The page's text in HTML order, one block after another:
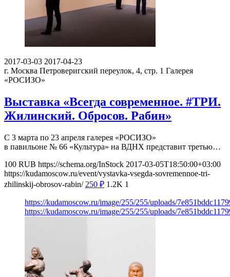
2017-03-03 2017-04-23
г. Москва Петроверигский переулок, 4, стр. 1 Галерея
«РОСИЗО»
Выставка «Всегда современное. #ТРИ.
Жилинский. Обросов. Рабин»
С 3 марта по 23 апреля галерея «РОСИЗО»
в павильоне № 66 «Культура» на ВДНХ представит третью…
100 RUB https://schema.org/InStock 2017-03-05T18:50:00+03:00
https://kudamoscow.ru/event/vystavka-vsegda-sovremennoe-tri-
zhilinskij-obrosov-rabin/ 250 ₽ 1.2K 1
https://kudamoscow.ru/image/255/255/uploads/
https://kudamoscow.ru/image/255/255/uploads/